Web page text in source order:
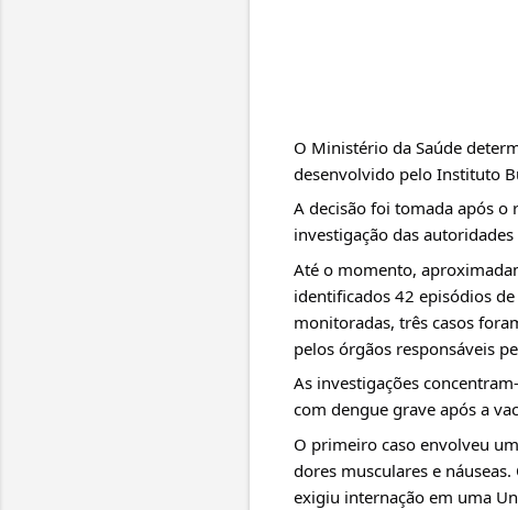
O Ministério da Saúde
desenvolvido pelo Instituto
A decisão foi tomada após o
investigação das autoridades
Até o momento,
identificados 42 episódios
monitoradas, três casos
pelos órgãos responsáveis
As investigações
com dengue grave após a
O primeiro caso envolveu
dores musculares e
exigiu internação em uma